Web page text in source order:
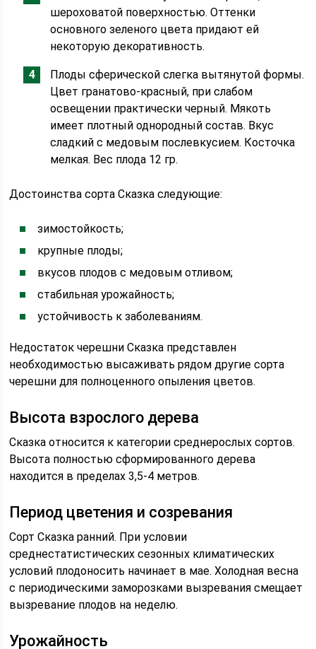
шероховатой поверхностью. Оттенки
основного зеленого цвета придают ей
некоторую декоративность.
Плоды сферической слегка вытянутой формы.
Цвет гранатово-красный, при слабом
освещении практически черный. Мякоть
имеет плотный однородный состав. Вкус
сладкий с медовым послевкусием. Косточка
мелкая. Вес плода 12 гр.
Достоинства сорта Сказка следующие:
зимостойкость;
крупные плоды;
вкусов плодов с медовым отливом;
стабильная урожайность;
устойчивость к заболеваниям.
Недостаток черешни Сказка представлен
необходимостью высаживать рядом другие сорта
черешни для полноценного опыления цветов.
Высота взрослого дерева
Сказка относится к категории среднерослых сортов.
Высота полностью сформированного дерева
находится в пределах 3,5-4 метров.
Период цветения и созревания
Сорт Сказка ранний. При условии
среднестатистических сезонных климатических
условий плодоносить начинает в мае. Холодная весна
с периодическими заморозками вызревания смещает
вызревание плодов на неделю.
Урожайность